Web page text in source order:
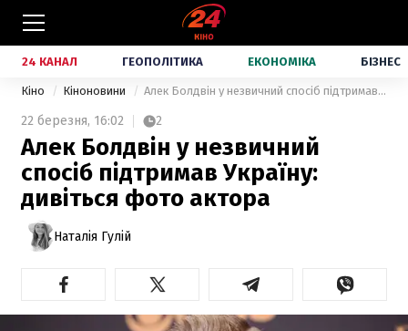
24 КАНАЛ ГЕОПОЛІТИКА ЕКОНОМІКА БІЗНЕС
Кіно Кіноновини Алек Болдвін у незвичний спосіб підтримав Україну: дивіться фото актора
22 березня, 16:02 2
Алек Болдвін у незвичний
спосіб підтримав Україну:
дивіться фото актора
Наталія Гулій